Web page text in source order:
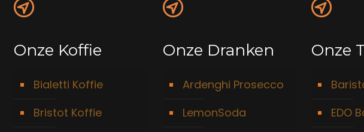
Onze Koffie
Bialetti Koffie
Bristot Koffie
Onze Dranken
Ardenghi Prosecco
LemonSoda
Onze
EDO